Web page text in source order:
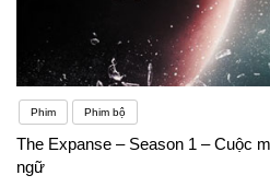
Phim Phim bộ
The Expanse – Season 1 – Cuộc
ngữ